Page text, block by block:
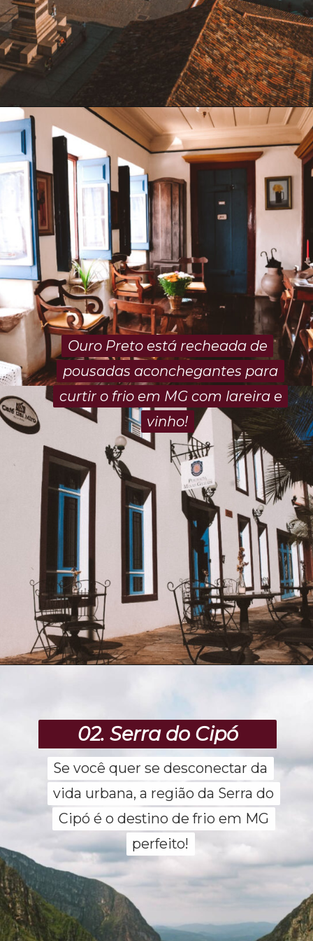
Opening https://www.maladeaventuras.com/o-que-fazer-em-ouro-preto/
Ouro Preto está recheada de
pousadas aconchegantes para
curtir o frio em MG com lareira e
vinho!
Ouro Preto está recheada de
pousadas aconchegantes para
curtir o frio em MG com lareira e
vinho!
Se você quer se desconectar da
vida urbana, a região da Serra do
Cipó é o destino de frio em MG
perfeito!
Se você quer se desconectar da
vida urbana, a região da Serra do
Cipó é o destino de frio em MG
perfeito!
02. Serra do Cipó